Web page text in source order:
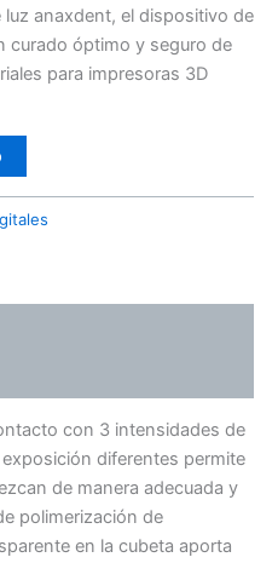
anaxdent, el dispositivo de
curado óptimo y seguro de
para impresoras 3D
con 3 intensidades de
diferentes permite
de manera adecuada y
polimerización de
en la cubeta aporta